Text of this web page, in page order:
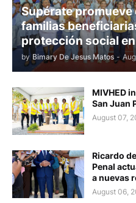
Supérate promueve
familias
protección social
by Bimary De Jesus Matos -
MIVHED
San Juan
August 07,
Ricardo
Penal
a nuevas
August 06,